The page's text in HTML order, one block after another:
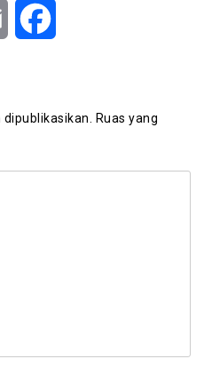
Email
Ruas yang